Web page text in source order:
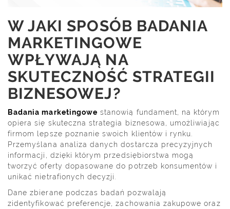
W JAKI SPOSÓB BADANIA
MARKETINGOWE
WPŁYWAJĄ NA
SKUTECZNOŚĆ STRATEGII
BIZNESOWEJ?
Badania marketingowe stanowią fundament, na którym
opiera się skuteczna strategia biznesowa, umożliwiając
firmom lepsze poznanie swoich klientów i rynku.
Przemyślana analiza danych dostarcza precyzyjnych
informacji, dzięki którym przedsiębiorstwa mogą
tworzyć oferty dopasowane do potrzeb konsumentów i
unikać nietrafionych decyzji.
Dane zbierane podczas badań pozwalają
zidentyfikować preferencje, zachowania zakupowe oraz